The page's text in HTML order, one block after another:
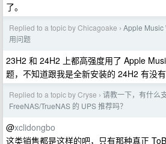
了。
Replied to a topic by Chicagoake › Apple Music
用问题
23H2 和 24H2 上都高强度用了 Apple
题，不知道跟我是全新安装的 24H2 有没
Replied to a topic by Cryse › 请教一下，有什么
FreeNAS/TrueNAS 的 UPS 推荐吗？
@xclidongbo
这类销售都是这样的吧，只有那种真正